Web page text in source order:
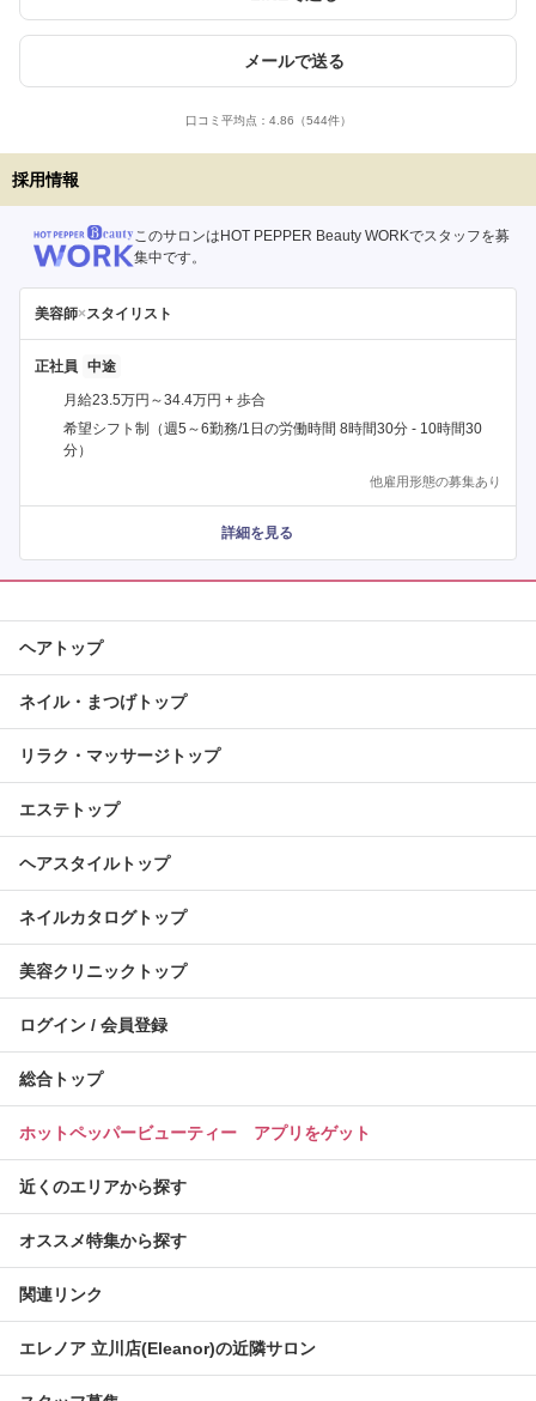
メールで送る
口コミ平均点： 4.86 （544件）
採用情報
このサロンはHOT PEPPER Beauty WORKでスタッフを募
集中です。
美容師×スタイリスト
正社員
月給23.5万円～34.4万円 + 歩合
希望シフト制（週5～6勤務/1日の労働時間 8時間30分 - 10時間30
分）
他雇用形態の募集あり
詳細を見る
ヘアトップ
ネイル・まつげトップ
リラク・マッサージトップ
エステトップ
ヘアスタイルトップ
ネイルカタログトップ
美容クリニックトップ
ログイン / 会員登録
総合トップ
ホットペッパービューティー アプリをゲット
近くのエリアから探す
オススメ特集から探す
関連リンク
エレノア 立川店(Eleanor)の近隣サロン